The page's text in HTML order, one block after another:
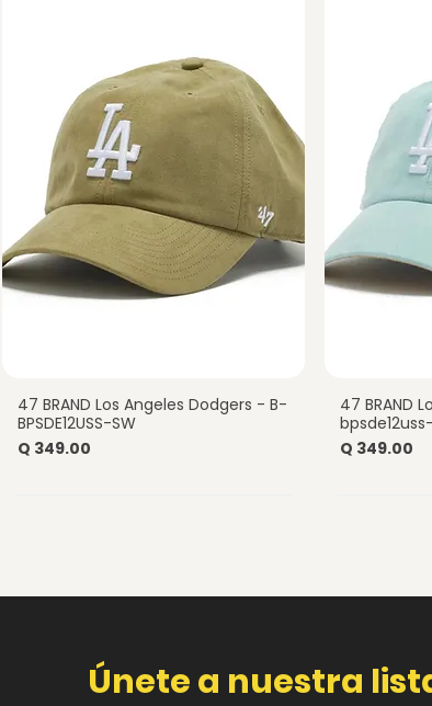
Vista rápida
47 BRAND Los Angeles Dodgers - B-
BPSDE12USS-SW
Precio
Q 349.00
47 BRAND
Precio
Q 349.00
Únete a nuestra